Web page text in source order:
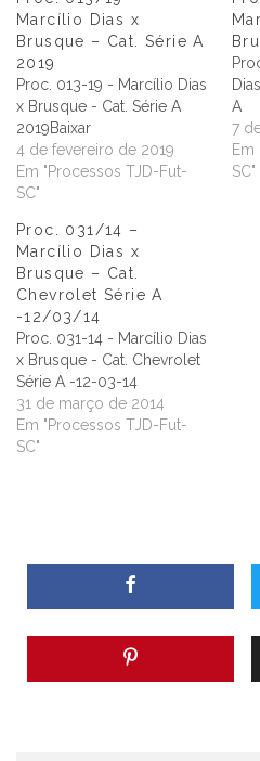
Marcílio Dias x
Brusque – Cat. Série A
2019
Proc. 013-19 - Marcílio Dias
x Brusque - Cat. Série A
2019Baixar
4 de fevereiro de 2019
Em "Processos TJD-Fut-
SC"
A
7
Em
SC"
Proc. 031/14 –
Marcílio Dias x
Brusque – Cat.
Chevrolet Série A
-12/03/14
Proc. 031-14 - Marcílio Dias
x Brusque - Cat. Chevrolet
Série A -12-03-14
31 de março de 2014
Em "Processos TJD-Fut-
SC"